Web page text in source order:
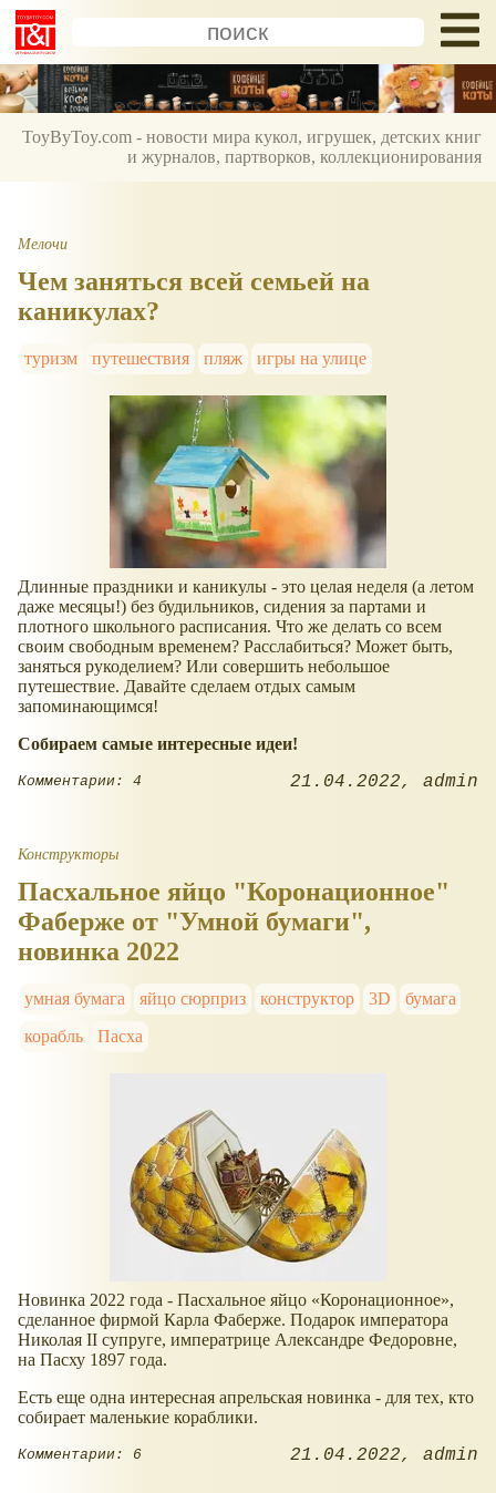
ToyByToy.com - новости мира кукол, игрушек, детских книг
и журналов, партворков, коллекционирования
Мелочи
Чем заняться всей семьей на
каникулах?
туризм путешествия пляж игры на улице
Длинные праздники и каникулы - это целая неделя (а летом
даже месяцы!) без будильников, сидения за партами и
плотного школьного расписания. Что же делать со всем
своим свободным временем? Расслабиться? Может быть,
заняться рукоделием? Или совершить небольшое
путешествие. Давайте сделаем отдых самым
запоминающимся!
Собираем самые интересные идеи!
Комментарии: 4 21.04.2022 admin
Конструкторы
Пасхальное яйцо "Коронационное"
Фаберже от "Умной бумаги",
новинка 2022
умная бумага яйцо сюрприз конструктор 3D
бумага
корабль
Пасха
Новинка 2022 года - Пасхальное яйцо Коронационное ,
сделанное фирмой Карла Фаберже. Подарок императора
Николая II супруге, императрице Александре Федоровне,
на Пасху 1897 года.
Есть еще одна интересная апрельская новинка - для тех, кто
собирает маленькие кораблики.
Комментарии: 6 21.04.2022 admin